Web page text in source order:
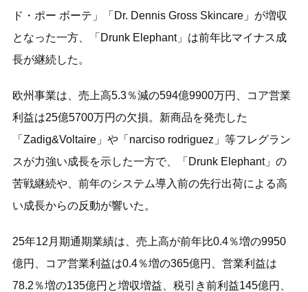
ド・ポー ボーテ」「Dr. Dennis Gross Skincare」が増収
となった一方、「Drunk Elephant」は前年比マイナス成
長が継続した。
欧州事業は、売上高5.3％減の594億9900万円、コア営業
利益は25億5700万円の欠損。新商品を発売した
「Zadig&Voltaire」や「narciso rodriguez」等フレグラン
スが力強い成長を示した一方で、「Drunk Elephant」の
苦戦継続や、前年のシステム導入前の先行出荷による高
い成長からの反動が響いた。
25年12月期通期業績は、売上高が前年比0.4％増の9950
億円、コア営業利益は0.4％増の365億円、営業利益は
78.2％増の135億円と増収増益、税引き前利益145億円、